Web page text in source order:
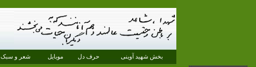
بخش شهید آوینی حرف دل موبایل شعر و سبک